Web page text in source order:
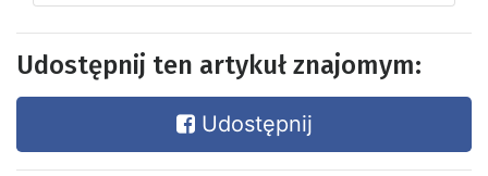
Udostępnij ten artykuł znajomym:
Udostępnij